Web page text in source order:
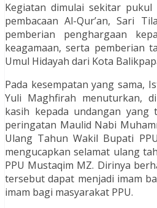
Kegiatan dimulai sekitar pukul
pembacaan Al-Qur’an, Sari
pemberian penghargaan
keagamaan, serta pemberian
Umul Hidayah dari Kota
Pada kesempatan yang sama,
Yuli Maghfirah menuturkan,
kasih kepada undangan yang
peringatan Maulid Nabi
Ulang Tahun Wakil Bupati
mengucapkan selamat ulang
PPU Mustaqim MZ. Dirinya
tersebut dapat menjadi imam
imam bagi masyarakat PPU.